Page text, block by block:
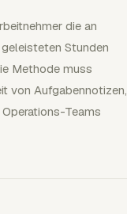
die an
Stunden
Methode muss
von Aufgabennotizen,
Teams